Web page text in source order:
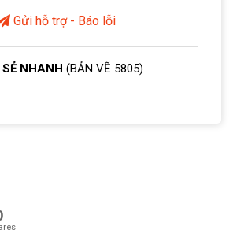
Gửi hỗ trợ - Báo lỗi
NHANH (BẢN VẼ 5805)